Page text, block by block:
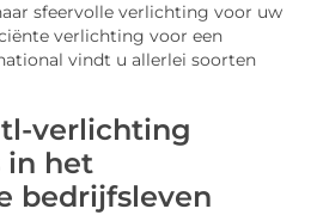
sfeervolle verlichting voor uw
verlichting voor een
vindt u allerlei soorten
verlichting
in het
bedrijfsleven